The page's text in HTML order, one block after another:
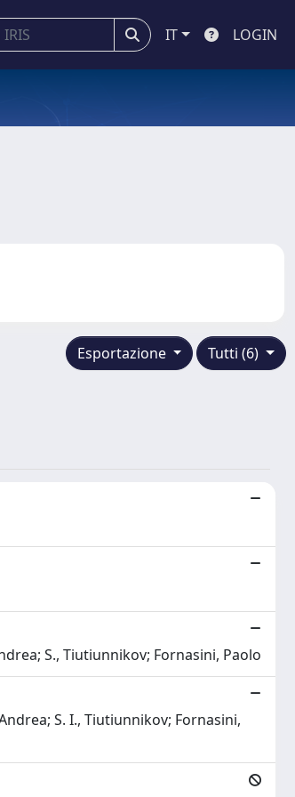
IT LOGIN
Tutti (6)
Esportazione
S., Tiutiunnikov; Fornasini, Paolo
S. I., Tiutiunnikov; Fornasini,